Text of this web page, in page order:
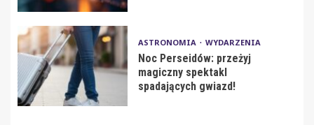
ASTRONOMIA WYDARZENIA
Noc Perseidów: przeżyj
magiczny spektakl
spadających gwiazd!